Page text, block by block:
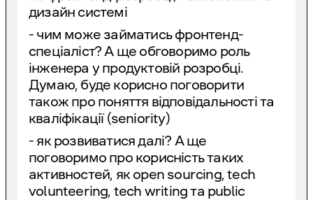
дизайн системі
- чим може займатись фронтенд-
спеціаліст? А ще обговоримо роль
інженера у продуктовій розробці.
Думаю, буде корисно поговорити
також про поняття відповідальності та
кваліфікації (seniority)
- як розвиватися далі? А ще
поговоримо про корисність таких
активностей, як open sourcing, tech
volunteering, tech writing та public